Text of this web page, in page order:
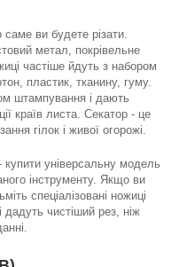
ви будете різати.
метал, покрівельне
частіше йдуть з набором
пластик, тканину, гуму.
штампування і дають
країв листа. Секатор - це
гілок і живої огорожі.
купити універсальну модель
інструменту. Якщо ви
спеціалізовані ножиці
чистіший рез, ніж